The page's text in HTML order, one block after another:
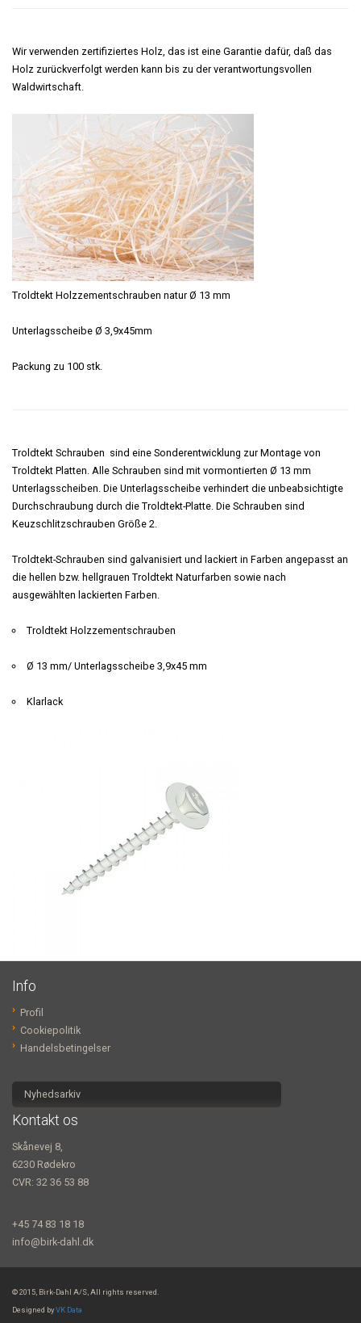
Wir verwenden zertifiziertes Holz, das ist eine Garantie dafür, daß das
Holz zurückverfolgt werden kann bis zu der verantwortungsvollen
Waldwirtschaft.
Troldtekt Holzzementschrauben natur Ø 13 mm
Unterlagsscheibe Ø 3,9x45mm
Packung zu 100 stk.
Troldtekt Schrauben sind eine Sonderentwicklung zur Montage von
Troldtekt Platten. Alle Schrauben sind mit vormontierten Ø 13 mm
Unterlagsscheiben. Die Unterlagsscheibe verhindert die unbeabsichtigte
Durchschraubung durch die Troldtekt-Platte. Die Schrauben sind
Keuzschlitzschrauben Größe 2.
Troldtekt-Schrauben sind galvanisiert und lackiert in Farben angepasst an
die hellen bzw. hellgrauen Troldtekt Naturfarben sowie nach
ausgewählten lackierten Farben.
Troldtekt Holzzementschrauben
Ø 13 mm/ Unterlagsscheibe 3,9x45 mm
Klarlack
Info
Profil
Cookiepolitik
Handelsbetingelser
Nyhedsarkiv
Kontakt os
Skånevej 8,
6230 Rødekro
CVR: 32 36 53 88
+45 74 83 18 18
info@birk-dahl.dk
© 2015, Birk-Dahl A/S, All rights reserved.
Designed byVK Data